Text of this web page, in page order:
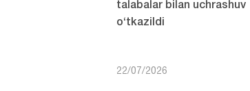
talabalar bilan uchrashuv
o‘tkazildi
22/07/2026